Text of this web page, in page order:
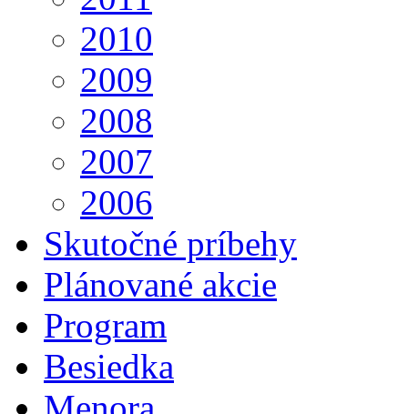
2010
2009
2008
2007
2006
Skutočné príbehy
Plánované akcie
Program
Besiedka